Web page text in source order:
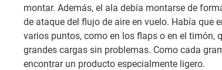
montar. Además, el ala debía montarse de
de ataque del flujo de aire en vuelo. Había que
varios puntos, como en los flaps o en el timón,
grandes cargas sin problemas. Como cada
encontrar un producto especialmente ligero.